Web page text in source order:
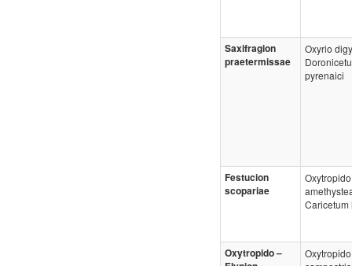
Saxifragion
praetermissae
Oxyrio
pyrenaici
Festucion
scopariae
Oxytropido
Caricetum
Oxytropido –
Oxytropido